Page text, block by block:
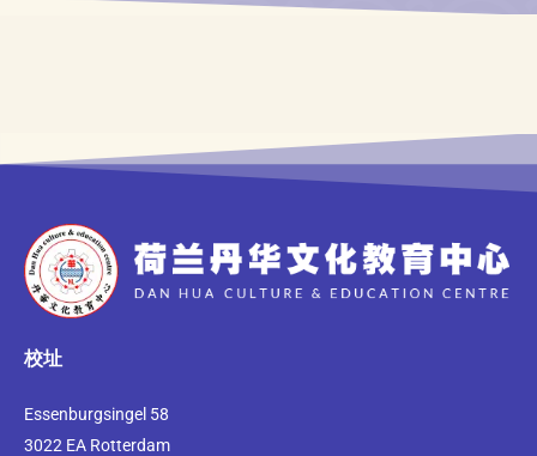
校址
Essenburgsingel 58
3022 EA Rotterdam